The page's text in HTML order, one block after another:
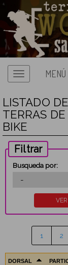
LISTADO
TERRAS
BIKE
Filtrar
Busqueda por:
1 2
DORSAL